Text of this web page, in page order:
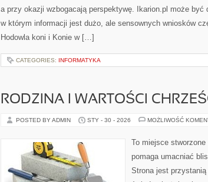
a przy okazji wzbogacają perspektywę. Ikarion.pl może być
w którym informacji jest dużo, ale sensownych wniosków
Hodowla koni i Konie w […]
CATEGORIES: INFORMATYKA
RODZINA I WARTOŚCI
POSTED BY ADMIN STY - 30 - 2026 MOŻLIWOŚĆ
To miejsce
pomaga umacniać
Strona jest